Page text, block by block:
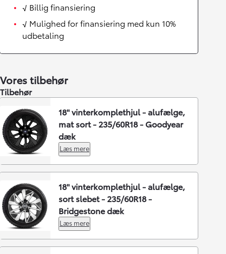
√ Billig finansiering
√ Mulighed for finansiering med kun 10%
udbetaling
Vores tilbehør
Tilbehør
18" vinterkomplethjul - alufælge,
mat sort - 235/60R18 - Goodyear
dæk
Læs mere
18" vinterkomplethjul - alufælge,
sort slebet - 235/60R18 -
Bridgestone dæk
Læs mere